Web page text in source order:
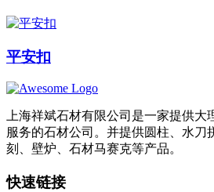
平安扣
上海祥斌石材有限公司是一家提供大
服务的石材公司。并提供圆柱、水刀
刻、壁炉、石材马赛克等产品。
快速链接